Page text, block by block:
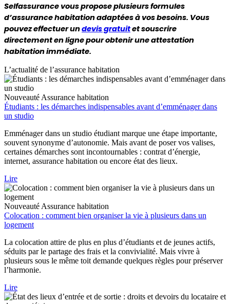
Selfassurance vous propose plusieurs formules
d’assurance habitation adaptées à vos besoins. Vous
pouvez effectuer un devis gratuit et souscrire
directement en ligne pour obtenir une attestation
habitation immédiate.
L’actualité de l’assurance habitation
Nouveauté Assurance habitation
Étudiants : les démarches indispensables avant d’emménager dans
un studio
Emménager dans un studio étudiant marque une étape importante,
souvent synonyme d’autonomie. Mais avant de poser vos valises,
certaines démarches sont incontournables : contrat d’énergie,
internet, assurance habitation ou encore état des lieux.
Lire
Nouveauté Assurance habitation
Colocation : comment bien organiser la vie à plusieurs dans un
logement
La colocation attire de plus en plus d’étudiants et de jeunes actifs,
séduits par le partage des frais et la convivialité. Mais vivre à
plusieurs sous le même toit demande quelques règles pour préserver
l’harmonie.
Lire